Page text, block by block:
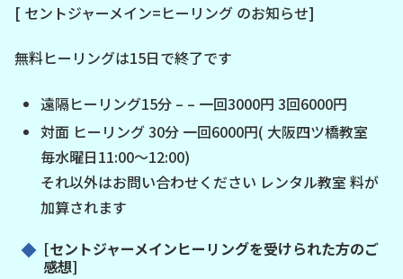
[ セントジャーメイン=ヒーリング のお知らせ]
無料ヒーリングは15日で終了です
遠隔ヒーリング15分 – – 一回3000円 3回6000円
対面 ヒーリング 30分 一回6000円( 大阪四ツ橋教室
毎水曜日11:00～12:00)
それ以外はお問い合わせください レンタル教室 料が
加算されます
[セントジャーメインヒーリングを受けられた方のご
感想]